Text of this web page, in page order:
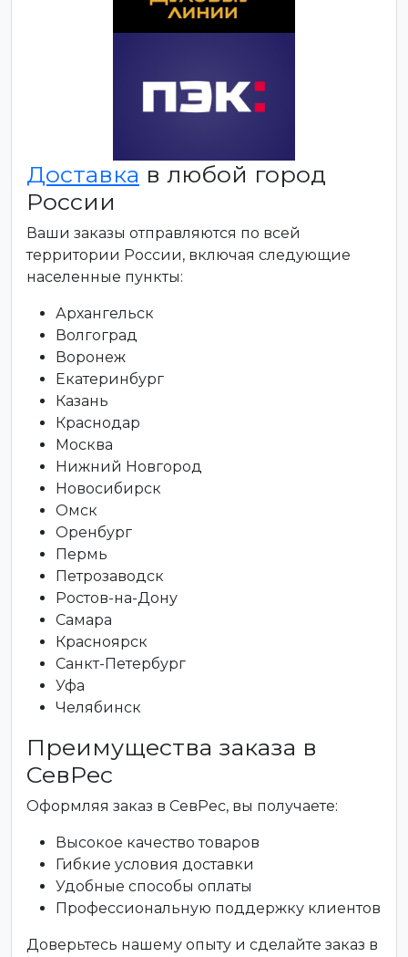
Доставка в любой город
России
Ваши заказы отправляются по всей
территории России, включая следующие
населенные пункты:
Архангельск
Волгоград
Воронеж
Екатеринбург
Казань
Краснодар
Москва
Нижний Новгород
Новосибирск
Омск
Оренбург
Пермь
Петрозаводск
Ростов-на-Дону
Самара
Красноярск
Санкт-Петербург
Уфа
Челябинск
Преимущества заказа в
СевРес
Оформляя заказ в СевРес, вы получаете:
Высокое качество товаров
Гибкие условия доставки
Удобные способы оплаты
Профессиональную поддержку клиентов
Доверьтесь нашему опыту и сделайте заказ в